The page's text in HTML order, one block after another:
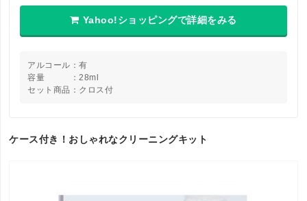
Yahoo!ショッピングで詳細をみる
アルコール：有
容量 ：28ml
セット商品：クロス付
ケース付き！おしゃれなクリーニングキット